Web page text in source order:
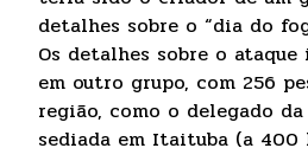
detalhes sobre o “dia do
Os detalhes sobre o
em outro grupo, com 256
região, como o delegado
sediada em Itaituba (a 400